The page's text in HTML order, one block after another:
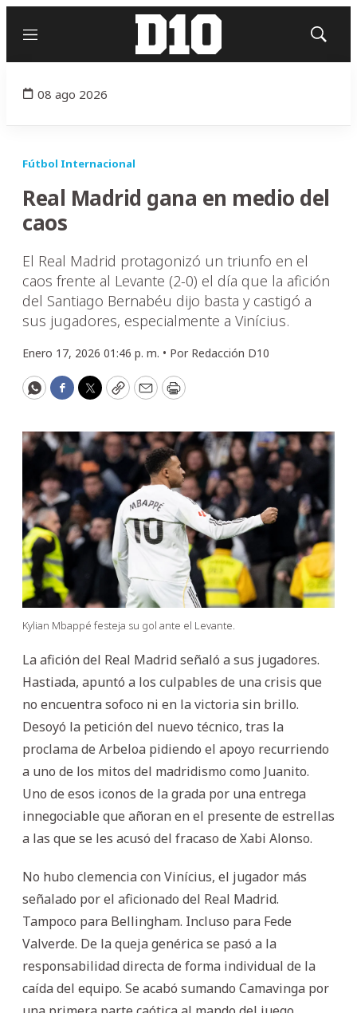
Menú
Mostrar
08 ago 2026
Fútbol Internacional
Real Madrid gana en medio del
caos
El Real Madrid protagonizó un triunfo en el
caos frente al Levante (2-0) el día que la afición
del Santiago Bernabéu dijo basta y castigó a
sus jugadores, especialmente a Vinícius.
Enero 17, 2026 01:46 p. m. • Por Redacción D10
WhatsApp
Facebook
Twitter
CopyEmailPrint
Kylian Mbappé festeja su gol ante el Levante.
La afición del Real Madrid señaló a sus jugadores.
Hastiada, apuntó a los culpables de una crisis que
no encuentra sofoco ni en la victoria sin brillo.
Desoyó la petición del nuevo técnico, tras la
proclama de Arbeloa pidiendo el apoyo recurriendo
a uno de los mitos del madridismo como Juanito.
Uno de esos iconos de la grada por una entrega
innegociable que añoran en el presente de estrellas
a las que se les acusó del fracaso de Xabi Alonso.
No hubo clemencia con Vinícius, el jugador más
señalado por el aficionado del Real Madrid.
Tampoco para Bellingham. Incluso para Fede
Valverde. De la queja genérica se pasó a la
responsabilidad directa de forma individual de la
caída del equipo. Se acabó sumando Camavinga por